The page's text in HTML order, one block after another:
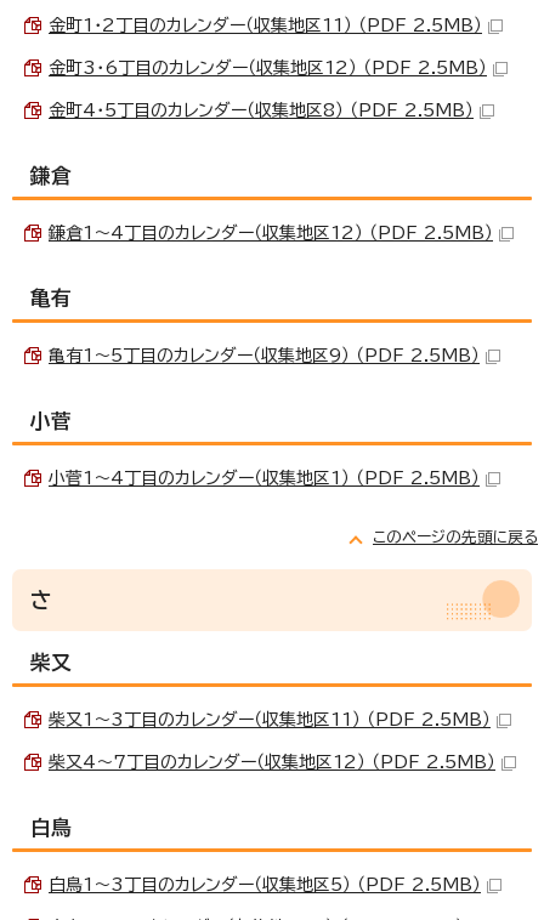
金町1・2丁目のカレンダー（収集地区11） （PDF 2.5MB）
金町3・6丁目のカレンダー（収集地区12） （PDF 2.5MB）
金町4・5丁目のカレンダー（収集地区8） （PDF 2.5MB）
鎌倉
鎌倉1～4丁目のカレンダー（収集地区12） （PDF 2.5MB）
亀有
亀有1～5丁目のカレンダー（収集地区9） （PDF 2.5MB）
小菅
小菅1～4丁目のカレンダー（収集地区1） （PDF 2.5MB）
このページの先頭に戻る
さ
柴又
柴又1～3丁目のカレンダー（収集地区11） （PDF 2.5MB）
柴又4～7丁目のカレンダー（収集地区12） （PDF 2.5MB）
白鳥
白鳥1～3丁目のカレンダー（収集地区5） （PDF 2.5MB）